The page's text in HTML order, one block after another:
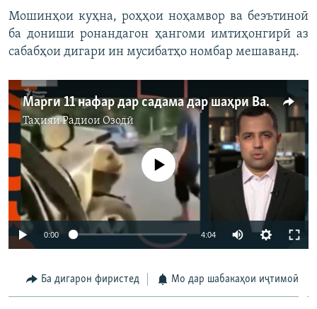
Мошинҳои куҳна, роҳҳои ноҳамвор ва беэътиноӣ
ба дониши ронандагон ҳангоми имтиҳонгирӣ аз
сабабҳои дигари ин мусибатҳо номбар мешаванд.
Марги 11 нафар дар садама дар шаҳри Ваҳдат
ТаҳияиРадиои Озодӣ
Феълан кор намекунад
0:00 4:04 Auto
360p
Ба дигарон фиристед Мо дар шабакаҳои иҷтимоӣ